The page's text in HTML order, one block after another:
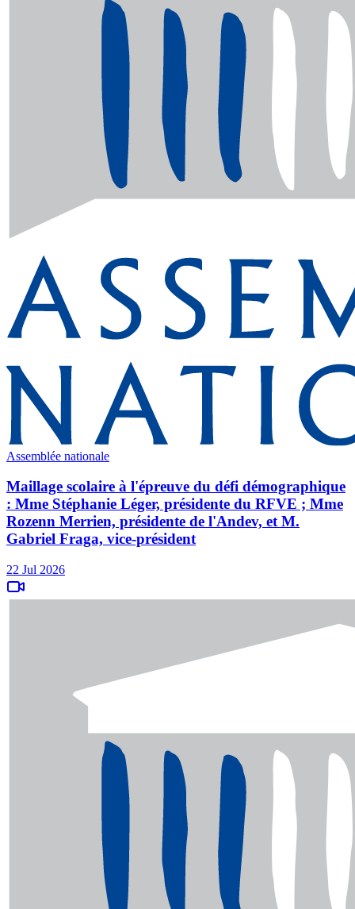
Assemblée nationale
Maillage scolaire à l'épreuve du défi démographique
: Mme Stéphanie Léger, présidente du RFVE ; Mme
Rozenn Merrien, présidente de l'Andev, et M.
Gabriel Fraga, vice-président
22 Jul 2026